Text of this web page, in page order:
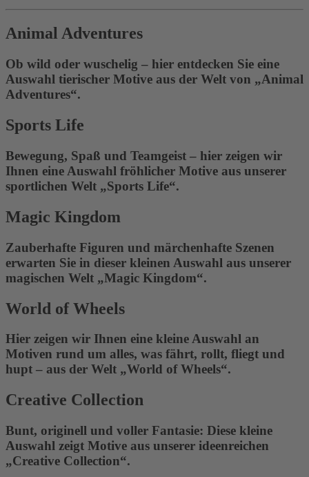
Animal Adventures
Ob wild oder wuschelig – hier entdecken Sie eine
Auswahl tierischer Motive aus der Welt von „Animal
Adventures“.
Sports Life
Bewegung, Spaß und Teamgeist – hier zeigen wir
Ihnen eine Auswahl fröhlicher Motive aus unserer
sportlichen Welt „Sports Life“.
Magic Kingdom
Zauberhafte Figuren und märchenhafte Szenen
erwarten Sie in dieser kleinen Auswahl aus unserer
magischen Welt „Magic Kingdom“.
World of Wheels
Hier zeigen wir Ihnen eine kleine Auswahl an
Motiven rund um alles, was fährt, rollt, fliegt und
hupt – aus der Welt „World of Wheels“.
Creative Collection
Bunt, originell und voller Fantasie: Diese kleine
Auswahl zeigt Motive aus unserer ideenreichen
„Creative Collection“.